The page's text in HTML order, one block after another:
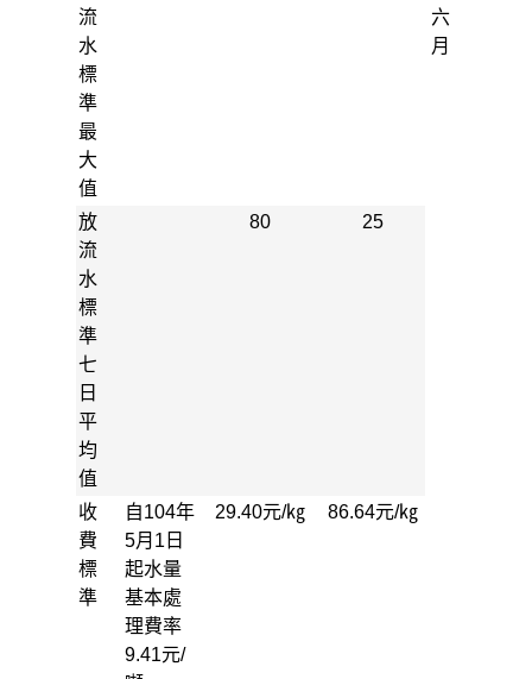
流
水
標
準
最
大
值
六
月
放
流
水
標
準
七
日
平
均
值
80 25
收
費
標
準
自104年
5月1日
起水量
基本處
理費率
9.41元/
29.40元/㎏ 86.64元/㎏